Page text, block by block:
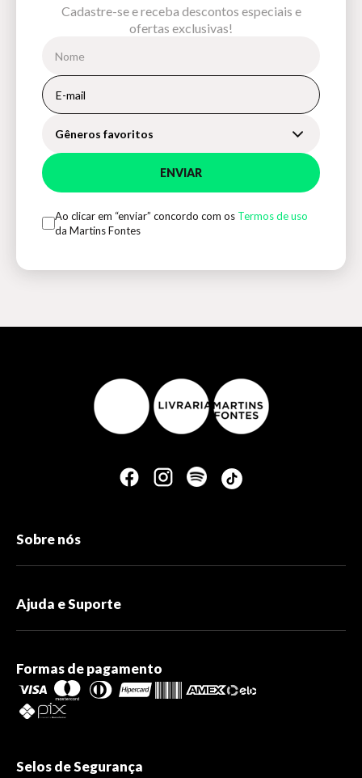
Cadastre-se e receba descontos especiais e
ofertas exclusivas!
Gêneros favoritos
ENVIAR
Ao clicar em “enviar” concordo com os Termos de uso
da Martins Fontes
Sobre nós
Ajuda e Suporte
Formas de pagamento
Selos de Segurança